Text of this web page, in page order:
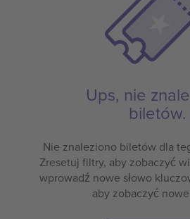
Ups, nie
biletów.
Nie znaleziono biletów dla
Zresetuj filtry, aby zobaczyć
wprowadź nowe słowo
aby zobaczyć